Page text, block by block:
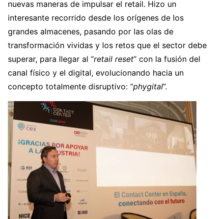
nuevas maneras de impulsar el retail. Hizo un
interesante recorrido desde los orígenes de los
grandes almacenes, pasando por las olas de
transformación vividas y los retos que el sector debe
superar, para llegar al “retail reset” con la fusión del
canal físico y el digital, evolucionando hacia un
concepto totalmente disruptivo: “phygital”.